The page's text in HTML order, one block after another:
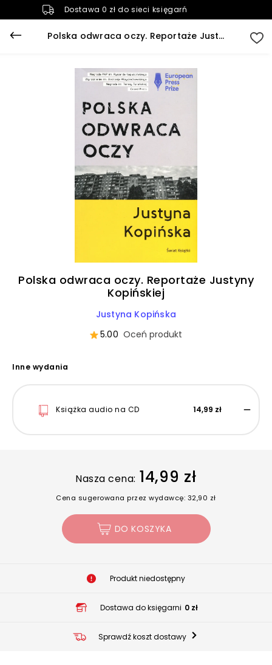
Dostawa 0 zł do sieci księgarń
Polska odwraca oczy. Reportaże Justyny Kopińskiej
Polska odwraca oczy. Reportaże Justyny
Kopińskiej
Justyna Kopińska
5.00 Oceń produkt
Inne wydania
Książka audio na CD 14,99 zł
Nasza cena: 14,99 zł
Cena sugerowana przez wydawcę: 32,90 zł
DO KOSZYKA
Produkt niedostępny
Dostawa do księgarni 0 zł
Sprawdź koszt dostawy